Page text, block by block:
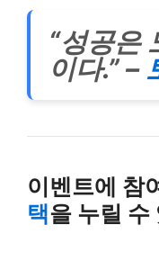
“성공은
이다.” –
이벤트에 참
택을 누릴 수